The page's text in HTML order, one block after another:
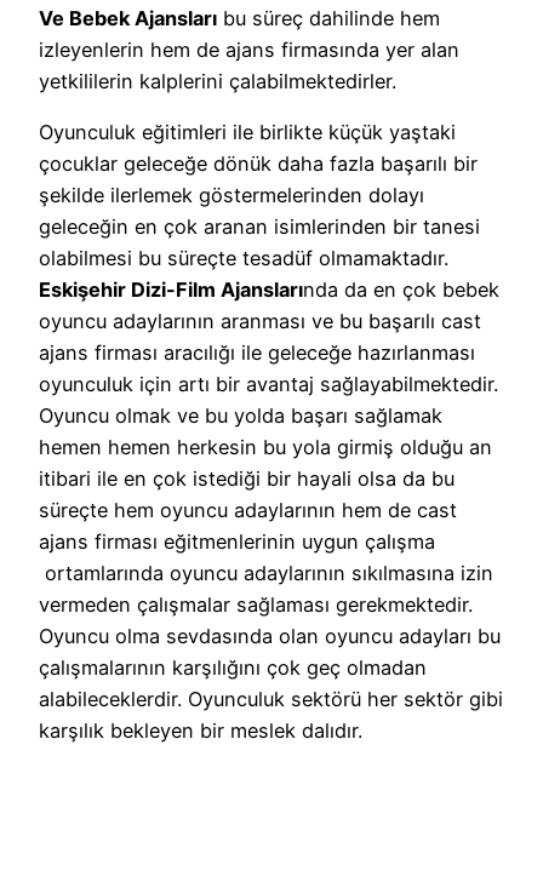
Ve Bebek Ajansları bu süreç dahilinde hem
izleyenlerin hem de ajans firmasında yer alan
yetkililerin kalplerini çalabilmektedirler.
Oyunculuk eğitimleri ile birlikte küçük yaştaki
çocuklar geleceğe dönük daha fazla başarılı bir
şekilde ilerlemek göstermelerinden dolayı
geleceğin en çok aranan isimlerinden bir tanesi
olabilmesi bu süreçte tesadüf olmamaktadır.
Eskişehir Dizi-Film Ajanslarında da en çok bebek
oyuncu adaylarının aranması ve bu başarılı cast
ajans firması aracılığı ile geleceğe hazırlanması
oyunculuk için artı bir avantaj sağlayabilmektedir.
Oyuncu olmak ve bu yolda başarı sağlamak
hemen hemen herkesin bu yola girmiş olduğu an
itibari ile en çok istediği bir hayali olsa da bu
süreçte hem oyuncu adaylarının hem de cast
ajans firması eğitmenlerinin uygun çalışma
ortamlarında oyuncu adaylarının sıkılmasına izin
vermeden çalışmalar sağlaması gerekmektedir.
Oyuncu olma sevdasında olan oyuncu adayları bu
çalışmalarının karşılığını çok geç olmadan
alabileceklerdir. Oyunculuk sektörü her sektör gibi
karşılık bekleyen bir meslek dalıdır.